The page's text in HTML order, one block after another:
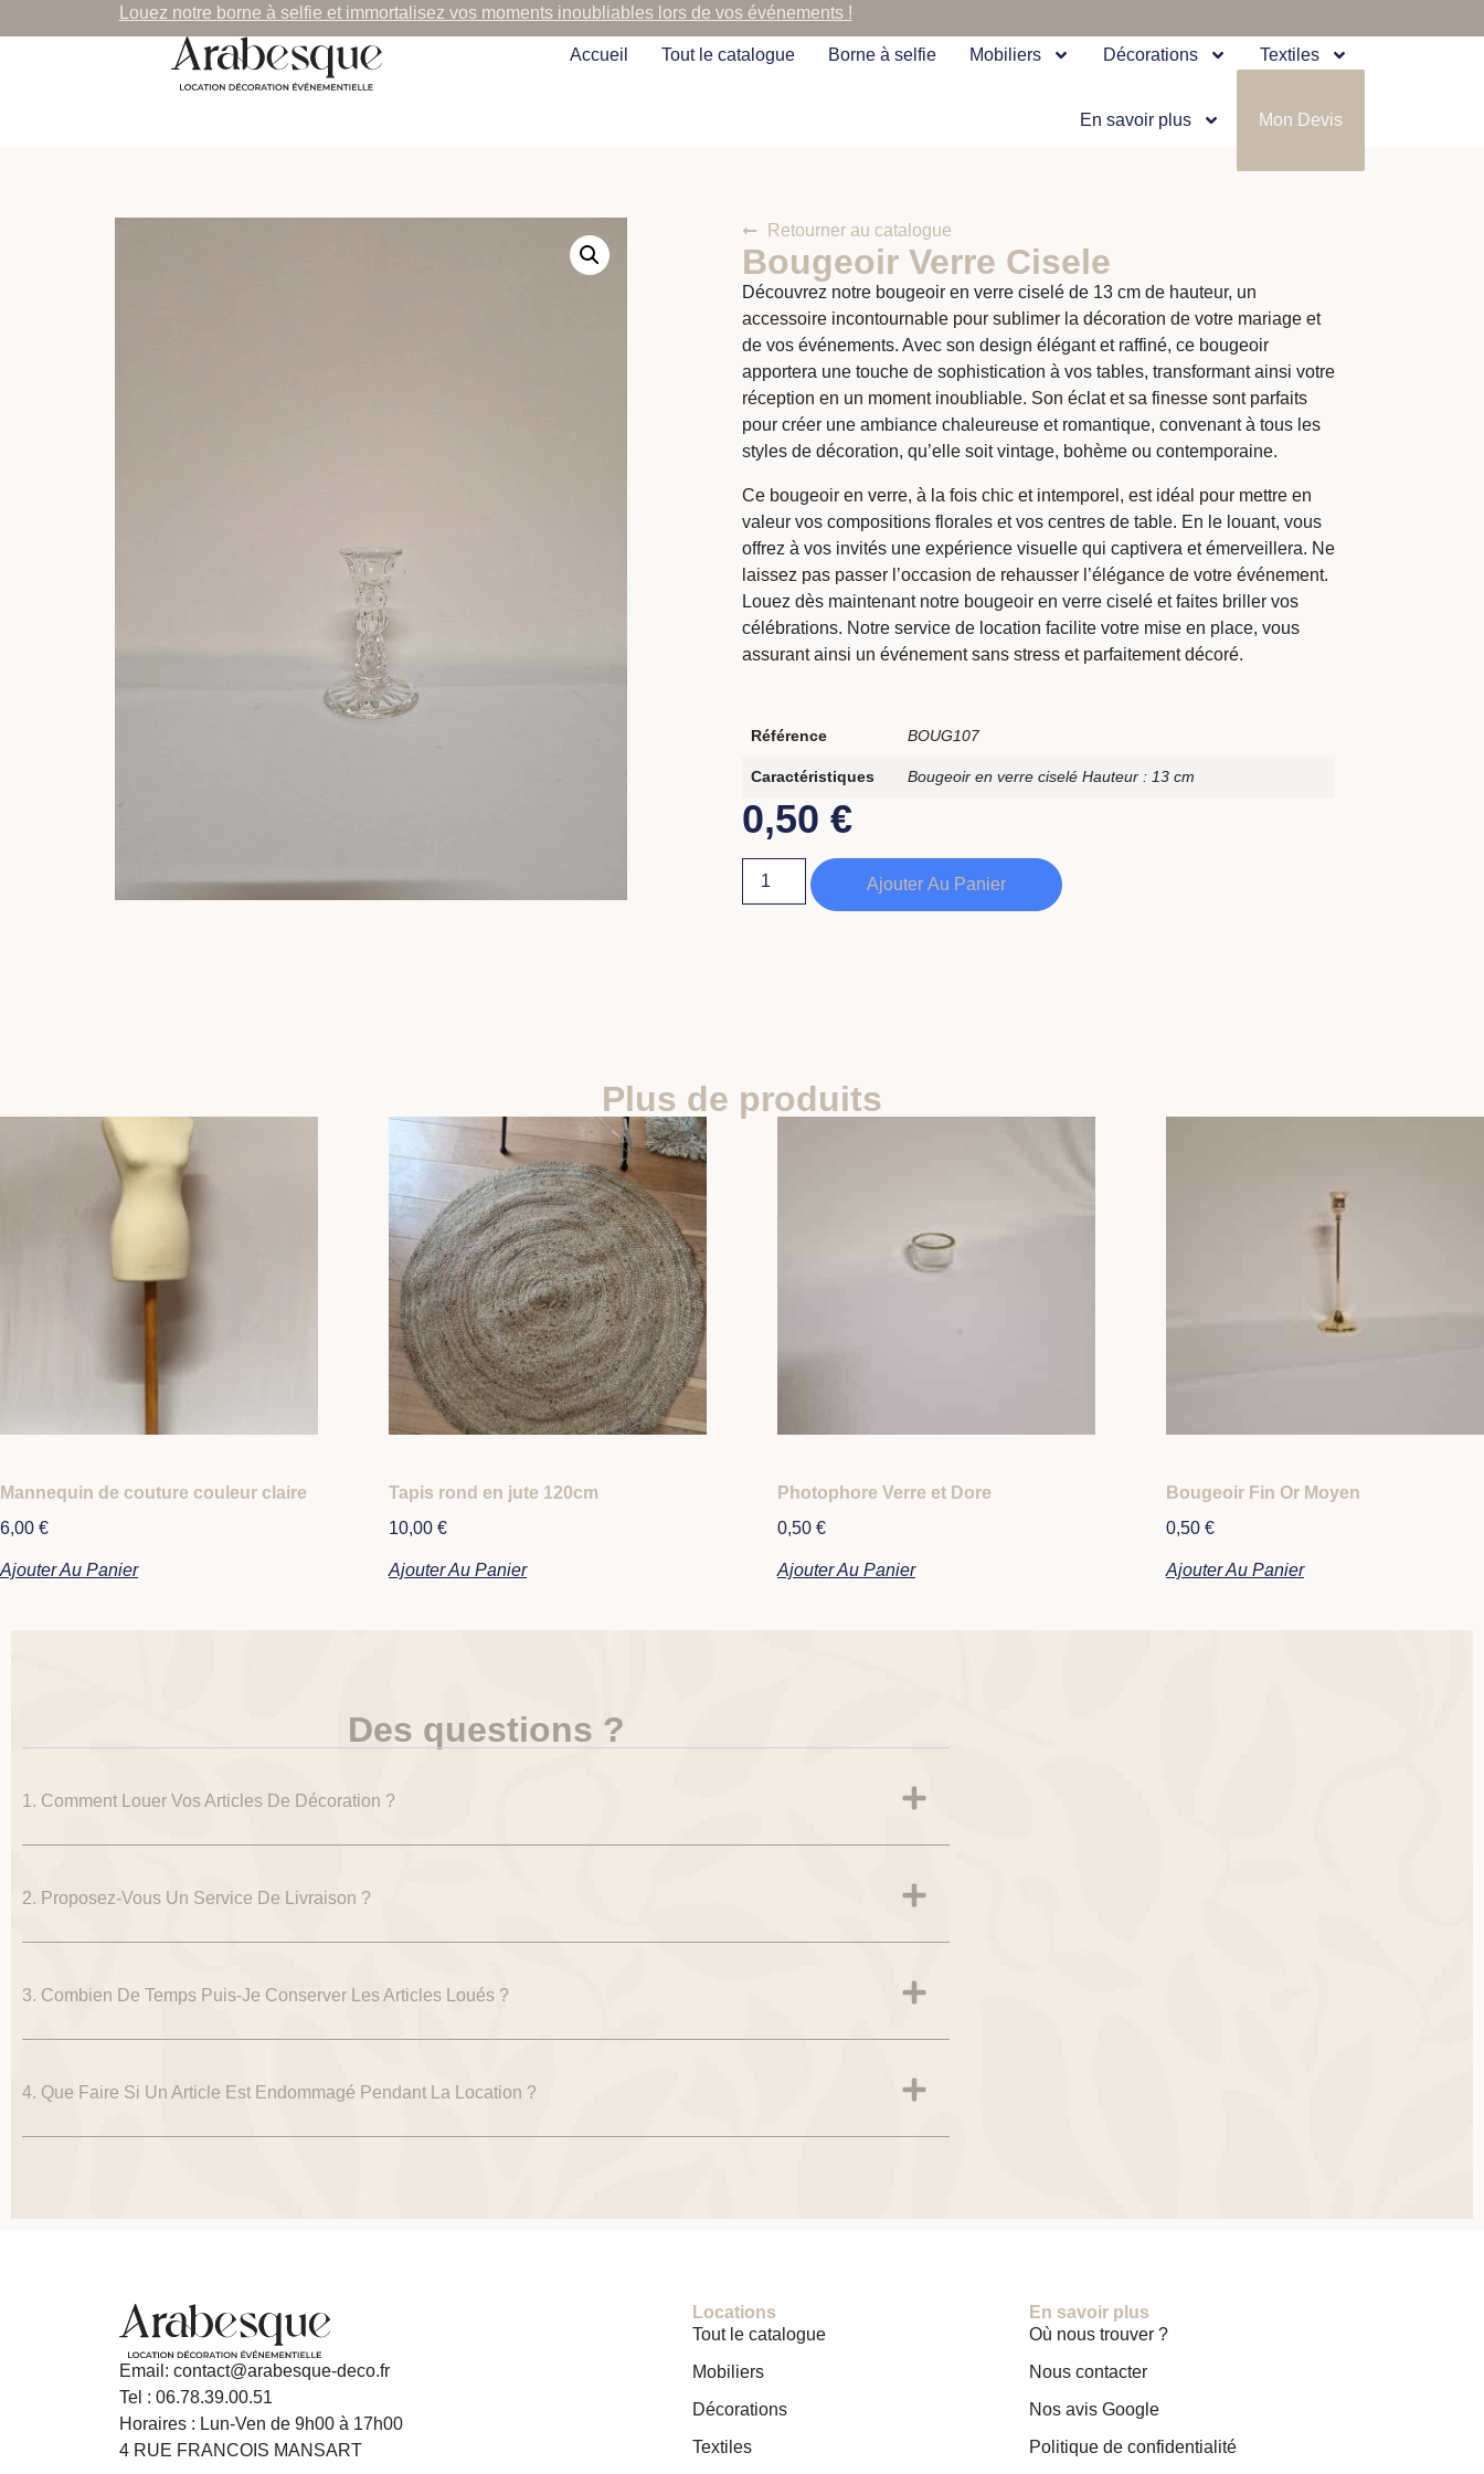
Louez notre borne à selfie et immortalisez vos moments inoubliables lors de vos événements !
Accueil Tout le catalogue Borne à selfie Mobiliers Décorations Textiles
En savoir plus Mon Devis
Retourner au catalogue
Bougeoir Verre Cisele
Découvrez notre bougeoir en verre ciselé de 13 cm de hauteur, un
accessoire incontournable pour sublimer la décoration de votre mariage et
de vos événements. Avec son design élégant et raffiné, ce bougeoir
apportera une touche de sophistication à vos tables, transformant ainsi votre
réception en un moment inoubliable. Son éclat et sa finesse sont parfaits
pour créer une ambiance chaleureuse et romantique, convenant à tous les
styles de décoration, qu’elle soit vintage, bohème ou contemporaine.
Ce bougeoir en verre, à la fois chic et intemporel, est idéal pour mettre en
valeur vos compositions florales et vos centres de table. En le louant, vous
offrez à vos invités une expérience visuelle qui captivera et émerveillera. Ne
laissez pas passer l’occasion de rehausser l’élégance de votre événement.
Louez dès maintenant notre bougeoir en verre ciselé et faites briller vos
célébrations. Notre service de location facilite votre mise en place, vous
assurant ainsi un événement sans stress et parfaitement décoré.
Référence BOUG107
Caractéristiques Bougeoir en verre ciselé Hauteur : 13 cm
0,50 €
Ajouter Au Panier
Plus de produits
Mannequin de couture couleur claire
6,00 €
Ajouter Au Panier
Tapis rond en jute 120cm
10,00 €
Ajouter Au Panier
Photophore Verre et Dore
0,50 €
Ajouter Au Panier
Bougeoir Fin Or Moyen
0,50 €
Ajouter Au Panier
Des questions ?
1. Comment Louer Vos Articles De Décoration ?
2. Proposez-Vous Un Service De Livraison ?
3. Combien De Temps Puis-Je Conserver Les Articles Loués ?
4. Que Faire Si Un Article Est Endommagé Pendant La Location ?
Email: contact@arabesque-deco.fr
Tel : 06.78.39.00.51
Horaires : Lun-Ven de 9h00 à 17h00
4 RUE FRANCOIS MANSART
Locations
Tout le catalogue
Mobiliers
Décorations
Textiles
En savoir plus
Où nous trouver ?
Nous contacter
Nos avis Google
Politique de confidentialité